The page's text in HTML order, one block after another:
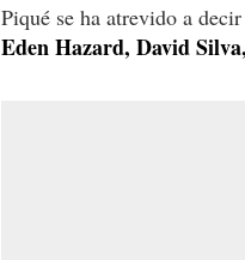
Piqué se ha atrevido a
Eden Hazard, David